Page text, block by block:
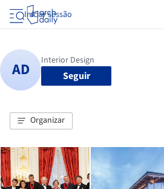
Iniciar sessão
Seguir
Organizar